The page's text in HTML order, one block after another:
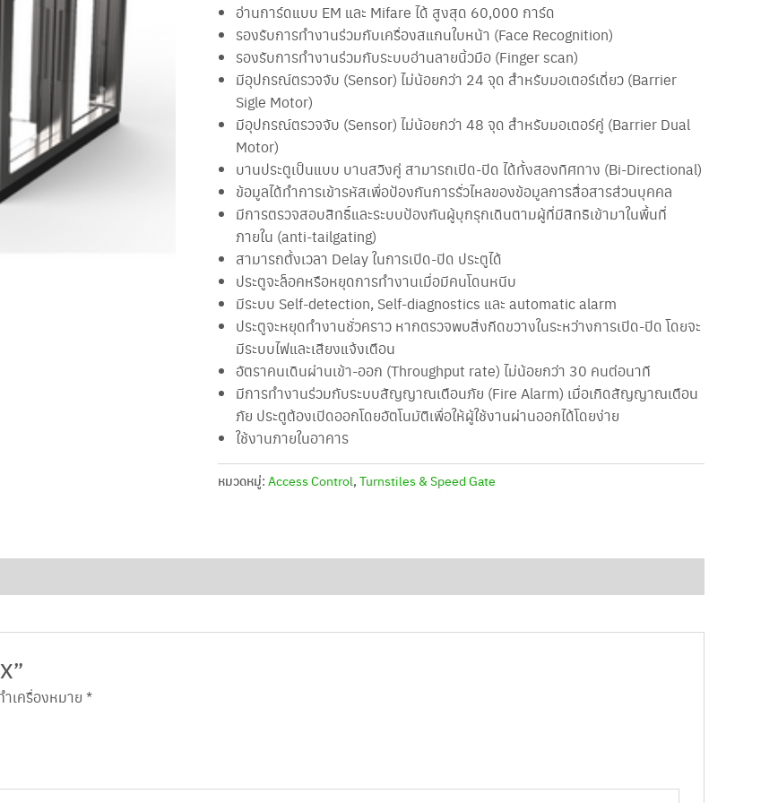
อ่านการ์ดแบบ EM และ Mifare ได้ สูงสุด 60,000 การ์ด
รองรับการทำงานร่วมกับเครื่องสแกนใบหน้า (Face Recognition)
รองรับการทำงานร่วมกับระบบอ่านลายนิ้วมือ (Finger scan)
มีอุปกรณ์ตรวจจับ (Sensor) ไม่น้อยกว่า 24 จุด สำหรับมอเตอร์เดี่ยว (Barrier
Sigle Motor)
มีอุปกรณ์ตรวจจับ (Sensor) ไม่น้อยกว่า 48 จุด สำหรับมอเตอร์คู่ (Barrier Dual
Motor)
บานประตูเป็นแบบ บานสวิงคู่ สามารถเปิด-ปิด ได้ทั้งสองทิศทาง (Bi-Directional)
ข้อมูลได้ทำการเข้ารหัสเพื่อป้องกันการรั่วไหลของข้อมูลการสื่อสารส่วนบุคคล
มีการตรวจสอบสิทธิ์และระบบป้องกันผู้บุกรุกเดินตามผู้ที่มีสิทธิเข้ามาในพื้นที่
ภายใน (anti-tailgating)
สามารถตั้งเวลา Delay ในการเปิด-ปิด ประตูได้
ประตูจะล็อคหรือหยุดการทำงานเมื่อมีคนโดนหนีบ
มีระบบ Self-detection, Self-diagnostics และ automatic alarm
ประตูจะหยุดทำงานชั่วคราว หากตรวจพบสิ่งกีดขวางในระหว่างการเปิด-ปิด โดยจะ
มีระบบไฟและเสียงแจ้งเตือน
อัตราคนเดินผ่านเข้า-ออก (Throughput rate) ไม่น้อยกว่า 30 คนต่อนาที
มีการทํางานร่วมกับระบบสัญญาณเตือนภัย (Fire Alarm) เมื่อเกิดสัญญาณเตือน
ภัย ประตูต้องเปิดออกโดยอัตโนมัติเพื่อให้ผู้ใช้งานผ่านออกได้โดยง่าย
ใช้งานภายในอาคาร
หมวดหมู่:Access Control,Turnstiles & Speed Gate
เครื่องหมาย *